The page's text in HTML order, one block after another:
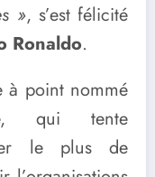
», s’est félicité
Ronaldo.
à point nommé
qui tente
le plus de